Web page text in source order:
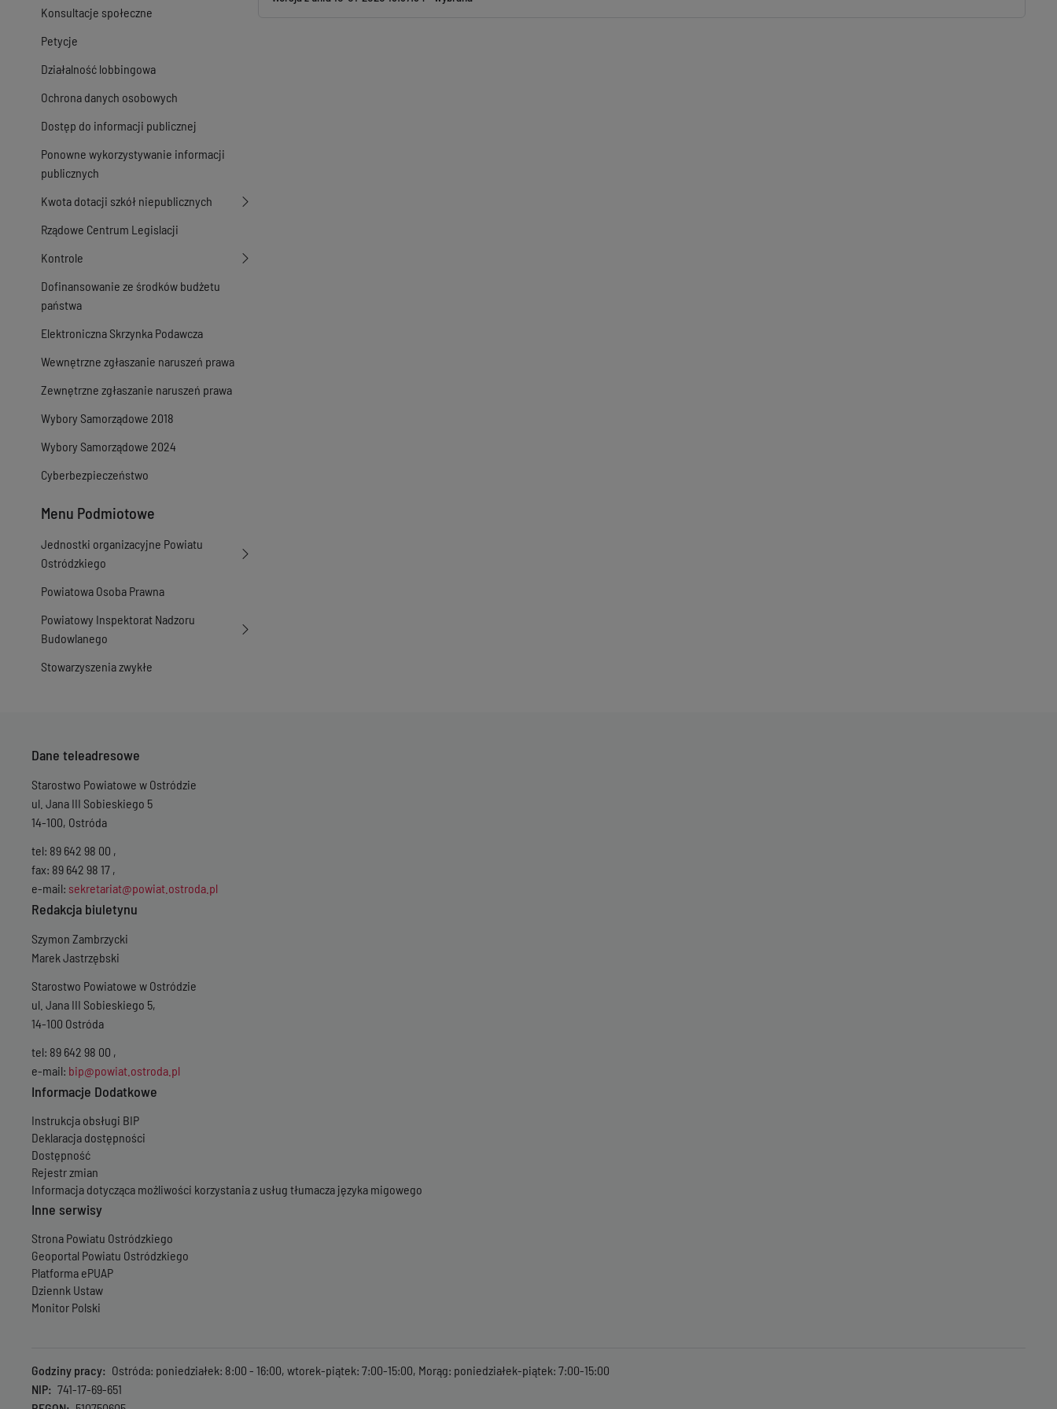
Konsultacje społeczne
Petycje
Działalność lobbingowa
Ochrona danych osobowych
Dostęp do informacji publicznej
Ponowne wykorzystywanie informacji
publicznych
Kwota dotacji szkół niepublicznych
Rządowe Centrum Legislacji
Kontrole
Dofinansowanie ze środków budżetu
państwa
Elektroniczna Skrzynka Podawcza
Wewnętrzne zgłaszanie naruszeń prawa
Zewnętrzne zgłaszanie naruszeń prawa
Wybory Samorządowe 2018
Wybory Samorządowe 2024
Cyberbezpieczeństwo
Menu Podmiotowe
Jednostki organizacyjne Powiatu
Ostródzkiego
Powiatowa Osoba Prawna
Powiatowy Inspektorat Nadzoru
Budowlanego
Stowarzyszenia zwykłe
Dane teleadresowe
Starostwo Powiatowe w Ostródzie
ul. Jana III Sobieskiego 5
14-100, Ostróda
tel: 89 642 98 00 ,
fax: 89 642 98 17 ,
e-mail: sekretariat@powiat.ostroda.pl
Redakcja biuletynu
Szymon Zambrzycki
Marek Jastrzębski
Starostwo Powiatowe w Ostródzie
ul. Jana III Sobieskiego 5,
14-100 Ostróda
tel: 89 642 98 00 ,
e-mail: bip@powiat.ostroda.pl
Informacje Dodatkowe
Instrukcja obsługi BIP
Deklaracja dostępności
Dostępność
Rejestr zmian
Informacja dotycząca możliwości korzystania z usług tłumacza języka migowego
Inne serwisy
Strona Powiatu Ostródzkiego
Geoportal Powiatu Ostródzkiego
Platforma ePUAP
Dziennk Ustaw
Monitor Polski
Godziny pracy
Ostróda: poniedziałek: 8:00 - 16:00, wtorek-piątek: 7:00-15:00, Morąg: poniedziałek-piątek: 7:00-15:00
NIP
741-17-69-651